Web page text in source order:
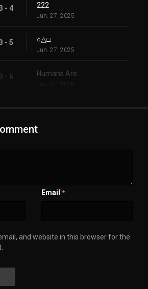
- 4 222
Jun. 27, 2025
- 5 ○△□
Jun. 27, 2025
3 - 6 Humans Are...
Jun. 27, 2025
Email *
and website in this browser for the